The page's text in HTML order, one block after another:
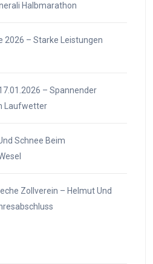
Halbmarathon
2026 – Starke Leistungen
– Spannender
Laufwetter
Schnee Beim
Zollverein – Helmut Und